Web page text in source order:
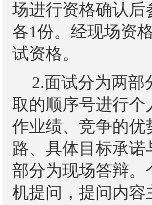
场进行资格确认
各1份。经现场资
试资格。
2.面试分为两部
取的顺序号进行
作业绩、竞争的
路、具体目标承诺
部分为现场答辩
机提问，提问内